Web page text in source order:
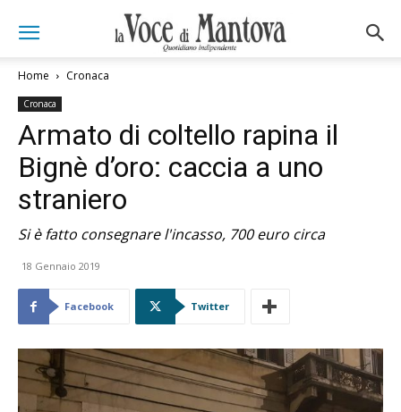
Home Cronaca
Cronaca
Armato di coltello rapina il
Bignè d’oro: caccia a uno
straniero
Si è fatto consegnare l'incasso, 700 euro circa
18 Gennaio 2019
Facebook Twitter